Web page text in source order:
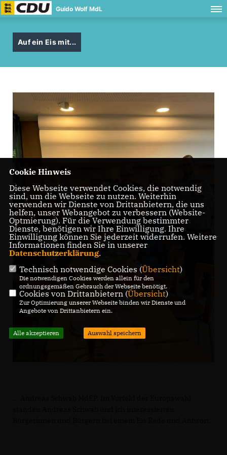
Guido Wolf MdL
Auf ein Eis mit...
Cookie Hinweis
Diese Webseite verwendet Cookies, die notwendig
sind, um die Webseite zu nutzen. Weiterhin
verwenden wir Dienste von Drittanbietern, die uns
helfen, unser Webangebot zu verbessern (Website-
Optmierung). Für die Verwendung bestimmter
Dienste, benötigen wir Ihre Einwilligung. Ihre
Einwilligung können Sie jederzeit widerrufen. Weitere
Informationen finden Sie in unserer
Datenschutzerklärung.
Technisch notwendige Cookies (Übersicht)
Die notwendigen Cookies werden allein für den
ordnungsgemäßen Gebrauch der Webseite benötigt.
Cookies von Drittanbietern (Übersicht)
Zur Optimierung unserer Webseite binden wir Dienste und
Angebote von Drittanbietern ein.
Alle akzeptieren Auswahl speichern